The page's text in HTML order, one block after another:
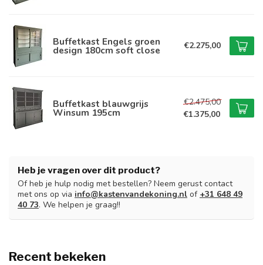
Buffetkast Engels groen
design 180cm soft close €2.275,00
Buffetkast blauwgrijs
Winsum 195cm
€2.475,00
€1.375,00
Heb je vragen over dit product?
Of heb je hulp nodig met bestellen? Neem gerust contact
met ons op via info@kastenvandekoning.nl of +31 648 49
40 73. We helpen je graag!!
Recent bekeken